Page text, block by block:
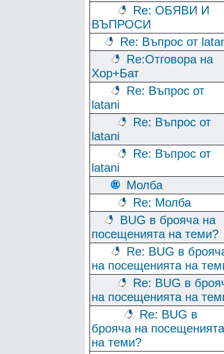
Re: ОБЯВИ И
ВЪПРОСИ
Re: Въпрос от
Re:Отговора на
Хор+Бат
Re: Въпрос от
latani
Re: Въпрос от
latani
Re: Въпрос от
latani
Молба
Re: Молба
BUG в брояча на
посещенията на теми?
Re: BUG в
на посещенията на
Re: BUG в
на посещенията на
Re: BUG в
брояча на посещенията
на теми?